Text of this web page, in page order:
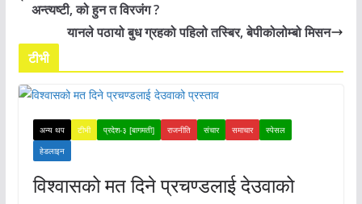
अन्त्यष्टी, को हुन त विरजंग ?
यानले पठायो बुध ग्रहको पहिलो तस्बिर, बेपीकोलोम्बो मिसन
टीभी
अन्य थप टीभी प्रदेश-३ [बागमती] राजनीति संचार समाचार
स्पेसल
हेडलाइन
विश्वासको मत दिने प्रचण्डलाई देउवाको